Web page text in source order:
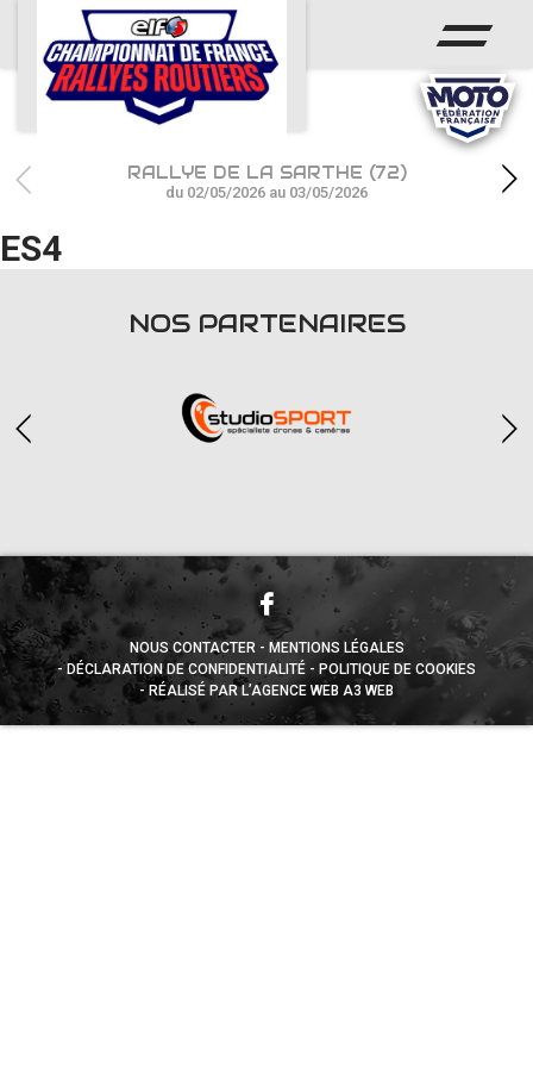
ACCUEIL
ACTUS
CALENDRIER
CHAMPIONNAT
RÉSULTATS
RALLYE DE LA SARTHE (72)
du 02/05/2026 au 03/05/2026
ES4
NOS PARTENAIRES
NOUS CONTACTER
MENTIONS LÉGALES
DÉCLARATION DE CONFIDENTIALITÉ
POLITIQUE DE COOKIES
RÉALISÉ PAR L’AGENCE WEB A3 WEB